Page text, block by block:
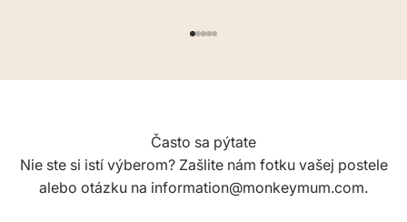
Často sa pýtate
Nie ste si istí výberom? Zašlite nám fotku vašej postele
alebo otázku na information@monkeymum.com.